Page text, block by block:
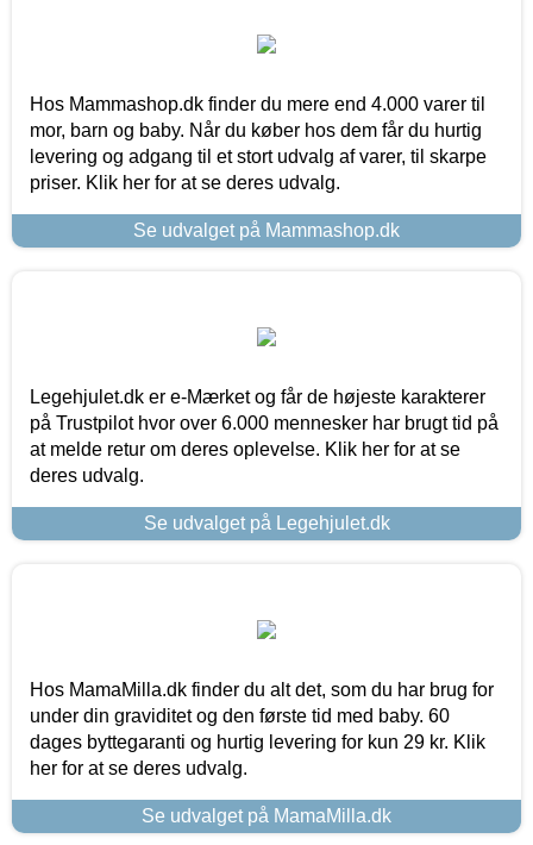
Hos Mammashop.dk finder du mere end 4.000 varer til
mor, barn og baby. Når du køber hos dem får du hurtig
levering og adgang til et stort udvalg af varer, til skarpe
priser. Klik her for at se deres udvalg.
Se udvalget på Mammashop.dk
Legehjulet.dk er e-Mærket og får de højeste karakterer
på Trustpilot hvor over 6.000 mennesker har brugt tid på
at melde retur om deres oplevelse. Klik her for at se
deres udvalg.
Se udvalget på Legehjulet.dk
Hos MamaMilla.dk finder du alt det, som du har brug for
under din graviditet og den første tid med baby. 60
dages byttegaranti og hurtig levering for kun 29 kr. Klik
her for at se deres udvalg.
Se udvalget på MamaMilla.dk